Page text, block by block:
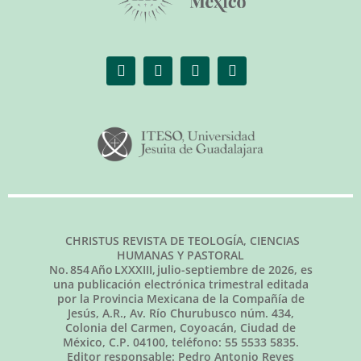
CHRISTUS REVISTA DE TEOLOGÍA, CIENCIAS
HUMANAS Y PASTORAL
No.854Año LXXXIII, julio-septiembre de 2026, es
una publicación electrónica trimestral editada
por la Provincia Mexicana de la Compañía de
Jesús, A.R., Av. Río Churubusco núm. 434,
Colonia del Carmen, Coyoacán, Ciudad de
México, C.P. 04100, teléfono: 55 5533 5835.
Editor responsable: Pedro Antonio Reyes